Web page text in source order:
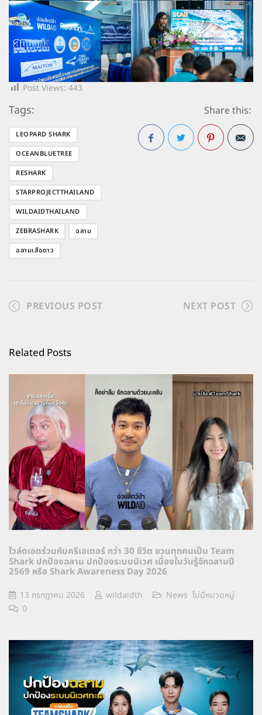
Post Views: 443
Tags:
LEOPARD SHARK
OCEANBLUETREE
RESHARK
STARPROJECTTHAILAND
WILDAIDTHAILAND
ZEBRASHARK
ฉลาม
ฉลามเสือดาว
Share this:
PREVIOUS POST NEXT POST
Related Posts
ไวล์ดเอดร่วมกับครีเอเตอร์ กว่า 30 ชีวิต ชวนทุกคนเป็น Team
Shark ปกป้องฉลาม ปกป้องระบบนิเวศ เนื่องในวันรู้จักฉลามปี
2569 หรือ Shark Awareness Day 2026
13 กรกฎาคม 2026 wildaidth News ไม่มีหมวดหมู่
0